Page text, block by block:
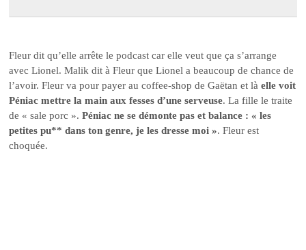
Fleur dit qu’elle arrête le podcast car elle veut que ça s’arrange
avec Lionel. Malik dit à Fleur que Lionel a beaucoup de chance de
l’avoir. Fleur va pour payer au coffee-shop de Gaëtan et làelle voit
Péniac mettre la main aux fesses d’une serveuse. La fille le traite
de « sale porc ».Péniac ne se démonte pas et balance : « les
petites pu** dans ton genre, je les dresse moi ». Fleur est
choquée.